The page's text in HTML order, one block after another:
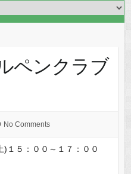
ペンクラブ
No Comments
)１５：００～１７：００